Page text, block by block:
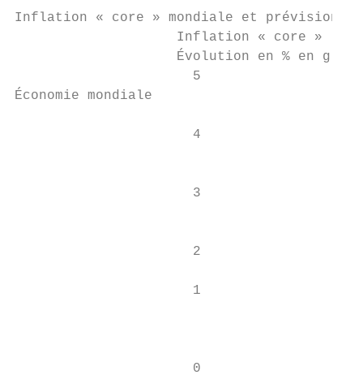
Inflation « core » mondiale et
Inflation « core »
Évolution en % en
5
Économie mondiale
4
3
2
1
0